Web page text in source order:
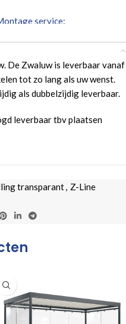
service:
stalling: Vul de gewenste
in.
De Zwaluw is leverbaar vanaf
tot zo lang als uw wenst.
als dubbelzijdig leverbaar.
leverbaar tbv plaatsen
transparant, Z-Line